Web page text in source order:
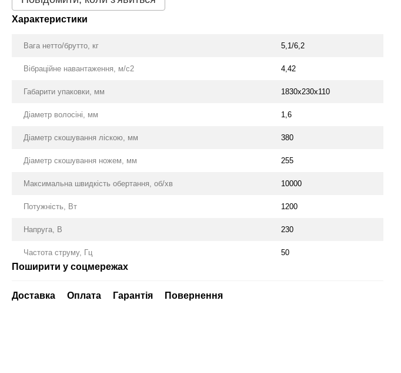
Характеристики
Вага нетто/брутто, кг 5,1/6,2
Вібраційне навантаження, м/c2 4,42
Габарити упаковки, мм 1830х230х110
Діаметр волосіні, мм 1,6
Діаметр скошування ліскою, мм 380
Діаметр скошування ножем, мм 255
Максимальна швидкість обертання, об/хв 10000
Потужність, Вт 1200
Напруга, В 230
Частота струму, Гц 50
Поширити у соцмережах
Доставка Оплата Гарантія Повернення